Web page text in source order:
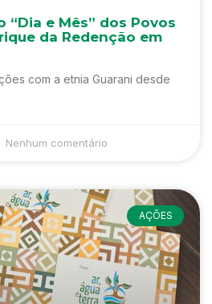
“Dia e Mês” dos Povos
da Redenção em
com a etnia Guarani desde
Nenhum comentário
AÇÕES